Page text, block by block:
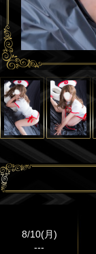
8/10(月)
---